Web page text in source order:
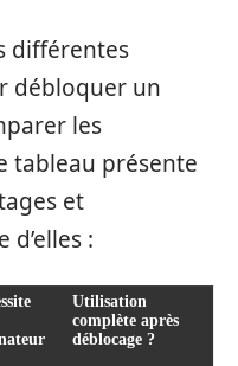
différentes
débloquer un
les
tableau présente
et
:
Utilisation
complète après
déblocage ?